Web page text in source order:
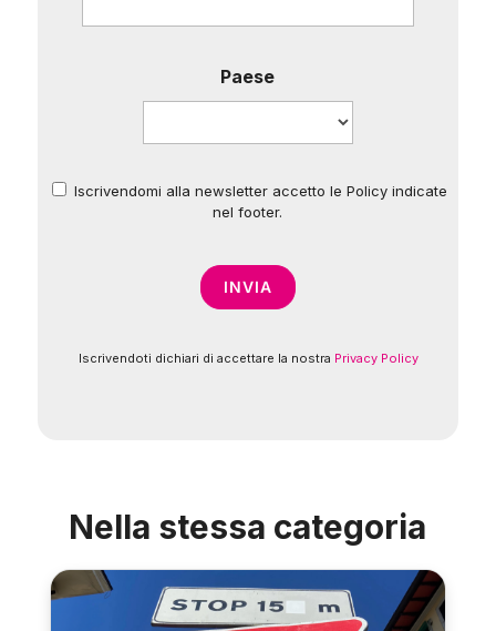
Paese
*
Iscrivendomi alla newsletter accetto le Policy indicate
nel footer.
Iscrivendoti dichiari di accettare la nostra Privacy Policy
Nella stessa categoria